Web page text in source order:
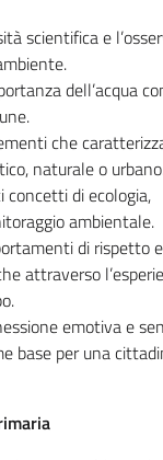
scientifica e
dell’acqua
che
naturale o
concetti di ecologia,
ambientale.
di rispetto
attraverso
emotiva e
base per una